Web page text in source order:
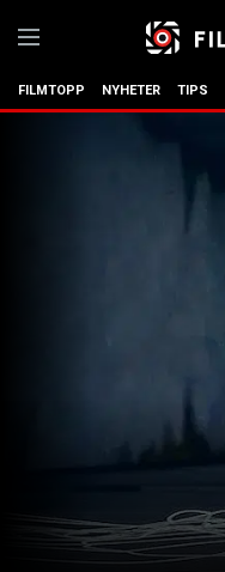
FILMTOPP NYHETER TIPS